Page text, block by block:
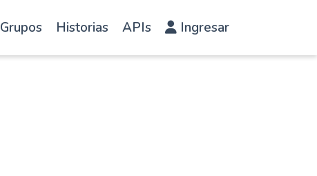
Grupos Historias APIs Ingresar